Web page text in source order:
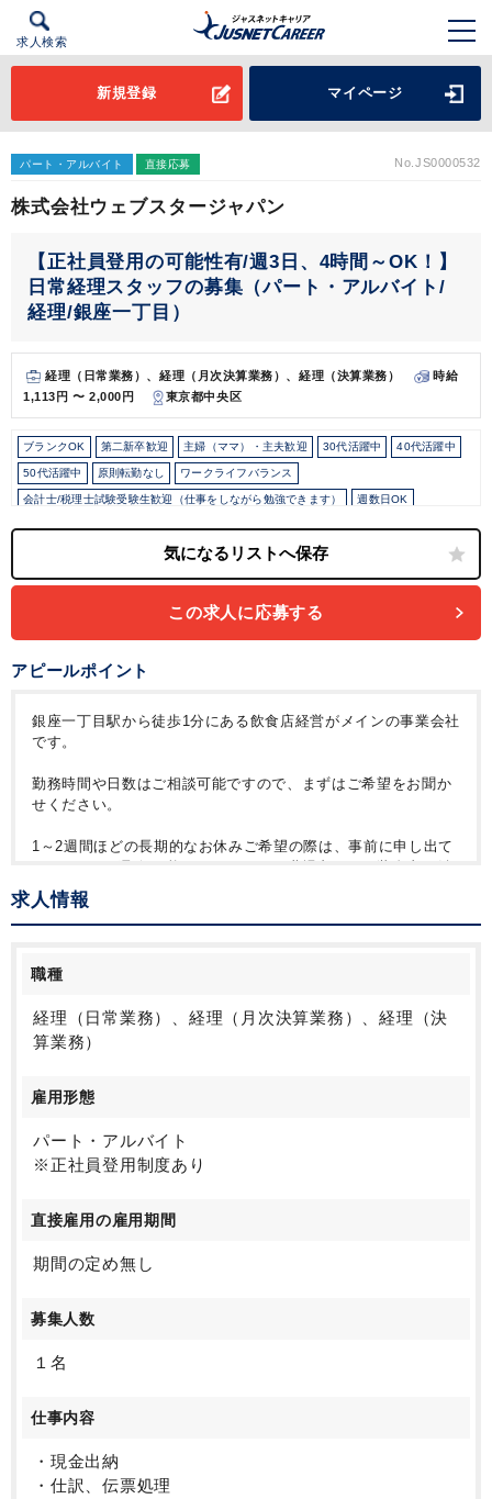
求人検索
新規登録 マイページ
パート・アルバイト 直接応募 No.JS0000532
株式会社ウェブスタージャパン
【正社員登用の可能性有/週3日、4時間～OK！】
日常経理スタッフの募集（パート・アルバイト/
経理/銀座一丁目）
経理（日常業務）、経理（月次決算業務）、経理（決算業務）
時給
1,113円 〜 2,000円
東京都中央区
ブランクOK 第二新卒歓迎 主婦（ママ）・主夫歓迎 30代活躍中 40代活躍中
50代活躍中 原則転勤なし ワークライフバランス
会計士/税理士試験受験生歓迎（仕事をしながら勉強できます） 週数日OK
朝遅め 10時以降出社OK 定時早め 16時以前退社OK
フルタイム 1日5時間以内でもOK 時短OK 9時30分出社OK 残業なし
少人数の職場（所属部門の人数3人以下）
この求人に応募する
アピールポイント
銀座一丁目駅から徒歩1分にある飲食店経営がメインの事業会社
です。
勤務時間や日数はご相談可能ですので、まずはご希望をお聞か
せください。
1～2週間ほどの長期的なお休みご希望の際は、事前に申し出て
きやすい環境の職場となっております。
能力やご状況によっては正社員登用の可能性もあり、和気あい
あいとした雰囲気で、分からないことは気軽に聞ける風通しの
ます。
求人情報
職種
経理（日常業務）、経理（月次決算業務）、経理（決
算業務）
雇用形態
パート・アルバイト
※正社員登用制度あり
直接雇用の雇用期間
期間の定め無し
募集人数
１名
仕事内容
・現金出納
・仕訳、伝票処理